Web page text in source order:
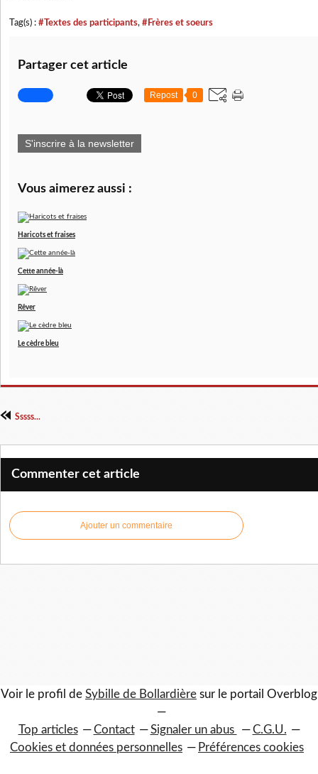
Tag(s) : #Textes des participants, #Frères et soeurs
Partager cet article
Repost 0
S'inscrire à la newsletter
Vous aimerez aussi :
Haricots et fraises
Cette année-là
Rêver
Le cèdre bleu
Sssss...
Commenter cet article
Ajouter un commentaire
Voir le profil de Sybille de Bollardière sur le portail Overblog
Top articles Contact Signaler un abus
C.G.U.
Cookies et données personnelles
Préférences cookies